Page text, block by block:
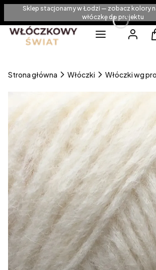
Sklep stacjonarny w Łodzi — zobacz kolory
włóczkę do projektu
Menu
Zaloguj
Strona główna Włóczki Włóczki wg